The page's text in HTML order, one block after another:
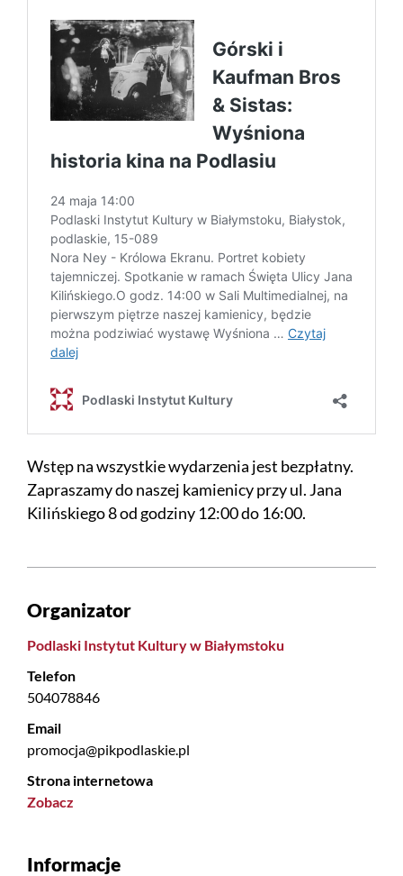
Wstęp na wszystkie wydarzenia jest bezpłatny.
Zapraszamy do naszej kamienicy przy ul. Jana
Kilińskiego 8 od godziny 12:00 do 16:00.
Organizator
Podlaski Instytut Kultury w Białymstoku
Telefon
504078846
Email
promocja@pikpodlaskie.pl
Strona internetowa
Zobacz
Informacje